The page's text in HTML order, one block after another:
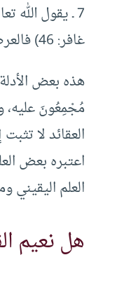
7 ـ يقول
غافر: 46) فالعرض يكون في القبر قبل
هذه بعض
مُجْمِعُونَ عليه،
العقائد لا
اعتبره بعض
العلم
هل نعيم